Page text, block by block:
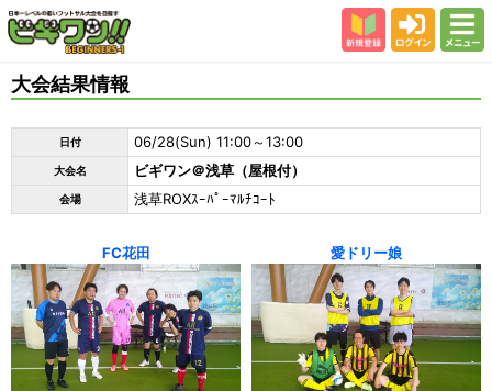
会場
大会結果
よくある質問
参加者の声
大会結果情報
日付 06/28(Sun) 11:00～13:00
大会名 ビギワン＠浅草（屋根付）
会場 浅草ROXｽｰﾊﾟｰﾏﾙﾁｺｰﾄ
FC花田 愛ドリー娘